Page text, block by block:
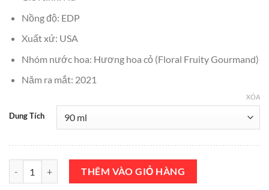
Nồng độ: EDP
Xuất xứ: USA
Nhóm nước hoa: Hương hoa cỏ (Floral Fruity Gourmand)
Năm ra mắt: 2021
Dung Tích
XÓA
Nước Hoa Coach Dreams Sunset EDP 90ml Chính Hãng số lượng
THÊM VÀO GIỎ HÀNG